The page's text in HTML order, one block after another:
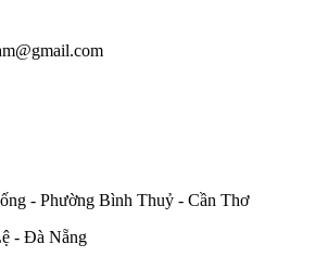
- Phường Bình Thuỷ - Cần Thơ
- Đà Nẵng